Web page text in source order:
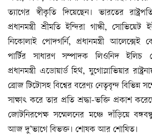
ত্যাগের স্বীকৃতি দিয়েছেন। ভারতের
প্রধানমন্ত্রী শ্রীমতি ইন্দিরা গান্ধী, সোভিয়েট
নিকোলাই পোদগর্নি, প্রধানমন্ত্রী আলেক্সেই
পার্টির সাধারণ সম্পাদক লিওনিদ ইলিচ
প্রধানমন্ত্রী এডোয়ার্ড হিথ, যুগোস্লাভিয়ার
ব্রোজ টিটোসহ বিশ্বের বরেণ্য নেতৃবৃন্দ বিভিন্ন
সাক্ষাৎ করে তার প্রতি শ্রদ্ধা-ভক্তি প্রকাশ
জোটনিরপেক্ষ সম্মেলনের মঞ্চে দাঁড়িয়ে
আজ দু’ভাগে বিভক্ত। শোষক আর শোষিত।